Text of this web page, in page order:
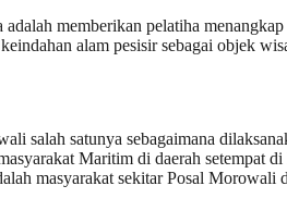
memberikan pelatiha
alam pesisir sebagai objek
salah satunya sebagaimana
Maritim di daerah setempat
masyarakat sekitar Posal Morowali